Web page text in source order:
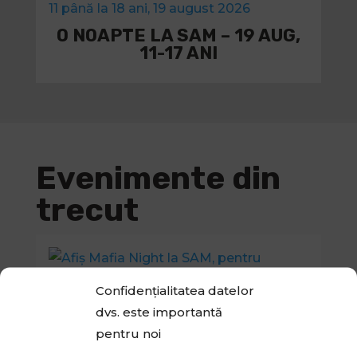
Confidențialitatea datelor
dvs. este importantă
pentru noi
O NOAPTE LA SAM – 19 AUG,
11-17 ANI
Evenimente din
trecut
MAFIA NIGHT – 2 AUG, 8-12
ANI